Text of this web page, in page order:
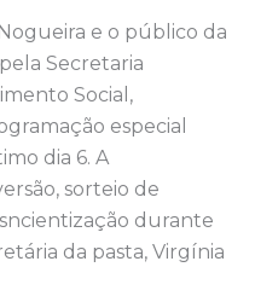
e o público da
Secretaria
Social,
especial
dia 6. A
sorteio de
durante
da pasta, Virgínia